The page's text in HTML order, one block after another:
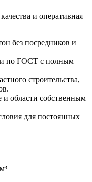
и оперативная
без посредников и
по ГОСТ с полным
строительства,
и области собственным
для постоянных